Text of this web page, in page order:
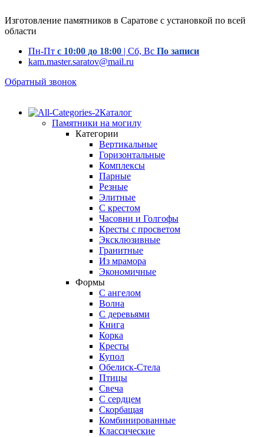
Изготовление памятников в Саратове с установкой по всей
области
Пн-Пт с 10:00 до 18:00 | Сб, Вс По записи
kam.master.saratov@mail.ru
Обратный звонок
Каталог
Памятники на могилу
Категории
Вертикальные
Горизонтальные
Комплексы
Парные
Резные
Элитные
С крестом
Часовни и Голгофы
Кресты с просветом
Эксклюзивные
Гранитные
Из мрамора
Экономичные
Формы
С ангелом
Волна
С деревьями
Книга
Корка
Кресты
Купол
Обелиск-Стела
Птицы
Свеча
С сердцем
Скорбащая
Комбинированные
Классические